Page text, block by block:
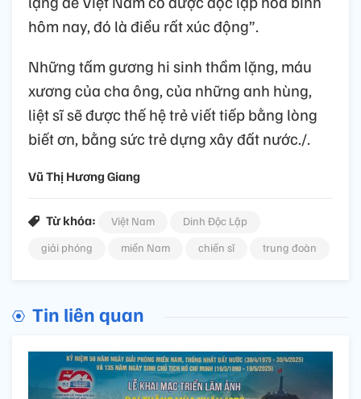
hôm nay, đó là điều rất xúc động”.
Những tấm gương hi sinh thầm lặng, máu
xương của cha ông, của những anh hùng,
liệt sĩ sẽ được thế hệ trẻ viết tiếp bằng lòng
biết ơn, bằng sức trẻ dựng xây đất nước./.
Vũ Thị Hương Giang
Từ khóa: Việt Nam
Dinh Độc Lập
giải phóng
miền Nam chiến sĩ trung đoàn
Tin liên quan